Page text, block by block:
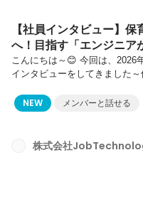
【社員インタビュー】
へ！目指す「エンジニア
こんにちは～😊 今回は、2026
インタビューをしてきました
当社を選んだのか」「これか
JobTechについて気になる方
どの動画鑑賞です。あとは、
はどこに行こうかとわくわく
NEW メンバーと話せる
株式会社